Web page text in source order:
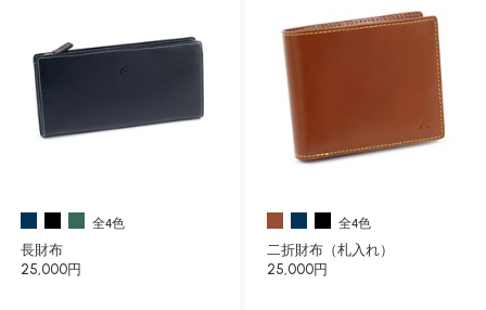
全4色
長財布
25,000円
全4色
二折財布（札入れ）
25,000円